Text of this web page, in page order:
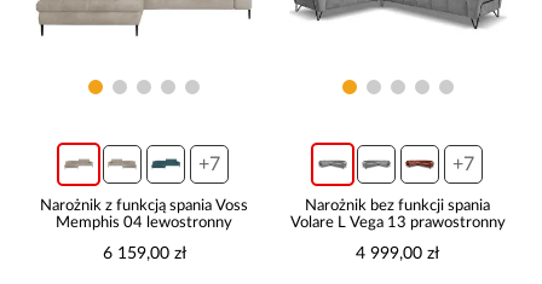
+7
Narożnik z funkcją spania Voss
Memphis 04 lewostronny
6 159,00 zł
+7
Narożnik bez funkcji spania
Volare L Vega 13 prawostronny
4 999,00 zł